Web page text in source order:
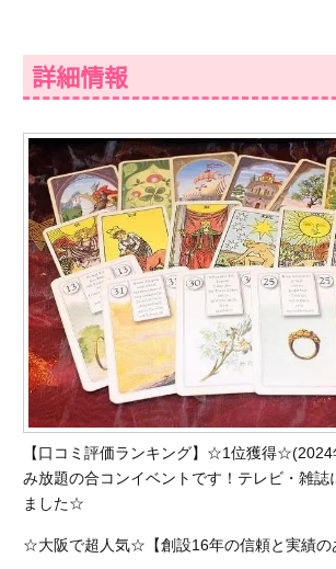
詳細情報
【口コミ評価ランキング】☆1位獲得☆(2024
み放題の合コンイベントです！テレビ・雑誌
ました☆
☆大阪で超人気☆【創設16年の信頼と実績の